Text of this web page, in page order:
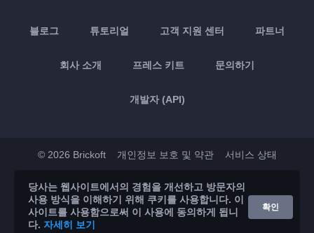
블로그 튜토리얼 고객 지원 센터 파트너
회사 소개 프레스 키트 문의하기
개발자 (API)
© 2026 Brickoft 개인정보 보호 및 약관 서비스 상태
App Store Google Play
당사는 웹사이트에서의 경험을 개선하고 방문자의
사용 방식을 이해하기 위해 쿠키를 사용합니다. 이
사이트를 사용함으로써 이 사용에 동의하게 됩니
다. 자세히 보기
확인